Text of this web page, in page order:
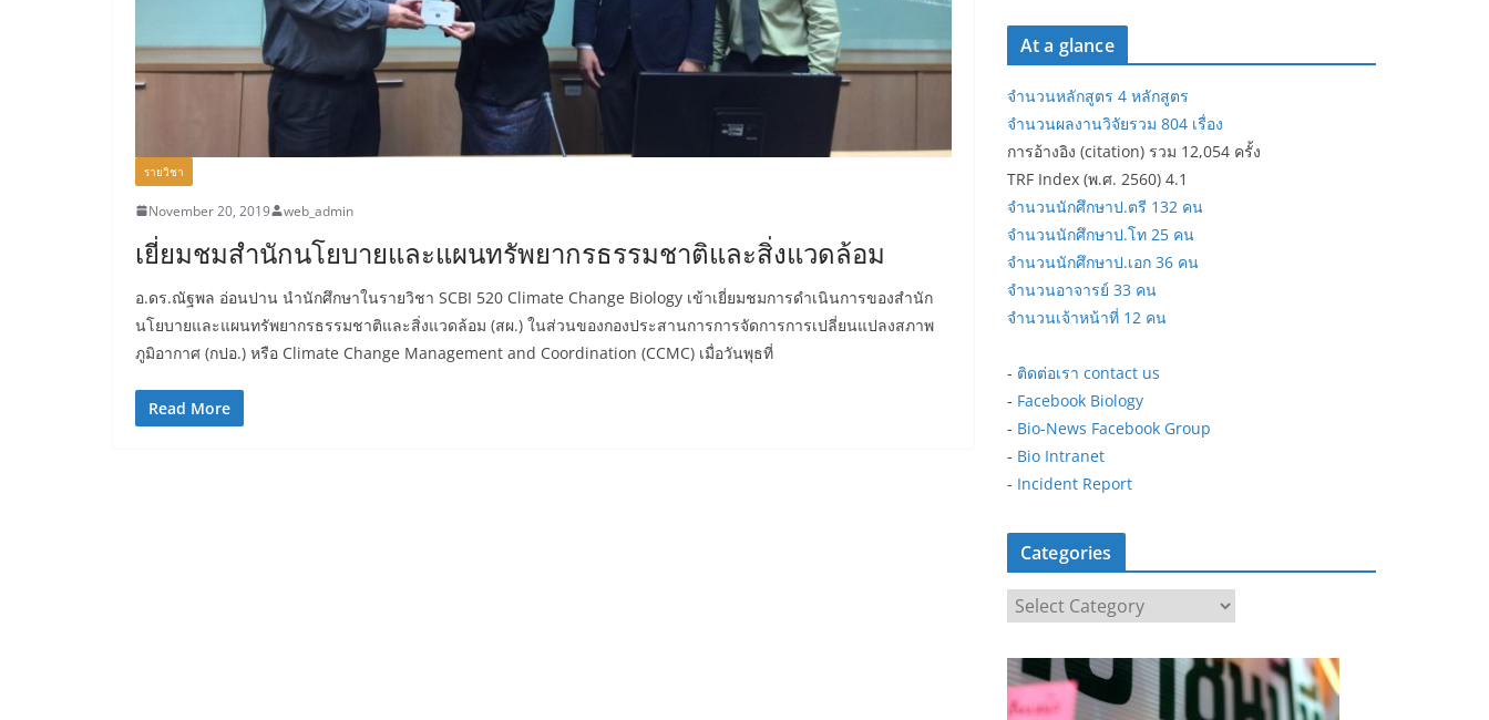
รายวิชา
November 20, 2019 web_admin
เยี่ยมชมสำนักนโยบายและแผนทรัพยากรธรรมชาติและสิ่งแวดล้อม
อ.ดร.ณัฐพล อ่อนปาน นำนักศึกษาในรายวิชา SCBI 520 Climate Change Biology เข้าเยี่ยมชมการดำเนินการของสำนัก
นโยบายและแผนทรัพยากรธรรมชาติและสิ่งแวดล้อม (สผ.) ในส่วนของกองประสานการการจัดการการเปลี่ยนแปลงสภาพ
ภูมิอากาศ (กปอ.) หรือ Climate Change Management and Coordination (CCMC) เมื่อวันพุธที่
Read More
At a glance
จำนวนหลักสูตร 4 หลักสูตร
จำนวนผลงานวิจัยรวม 804 เรื่อง
การอ้างอิง (citation) รวม 12,054 ครั้ง
TRF Index (พ.ศ. 2560) 4.1
จำนวนนักศึกษาป.ตรี 132 คน
จำนวนนักศึกษาป.โท 25 คน
จำนวนนักศึกษาป.เอก 36 คน
จำนวนอาจารย์ 33 คน
จำนวนเจ้าหน้าที่ 12 คน
- ติดต่อเรา contact us
- Facebook Biology
- Bio-News Facebook Group
- Bio Intranet
- Incident Report
Categories
a
t
e
g